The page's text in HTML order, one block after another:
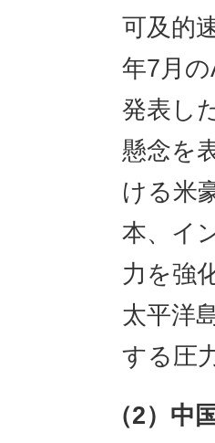
可及的
年7月
発表し
懸念を
ける米
本、イ
力を強
太平洋
する圧
（2）中